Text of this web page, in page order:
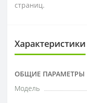
страниц.
Характеристики
ОБЩИЕ ПАРАМЕТРЫ
Модель